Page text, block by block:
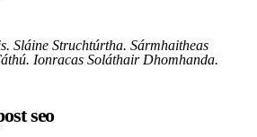
Sláine Struchtúrtha. Sármhaitheas
Ionracas Soláthair Dhomhanda.
seo